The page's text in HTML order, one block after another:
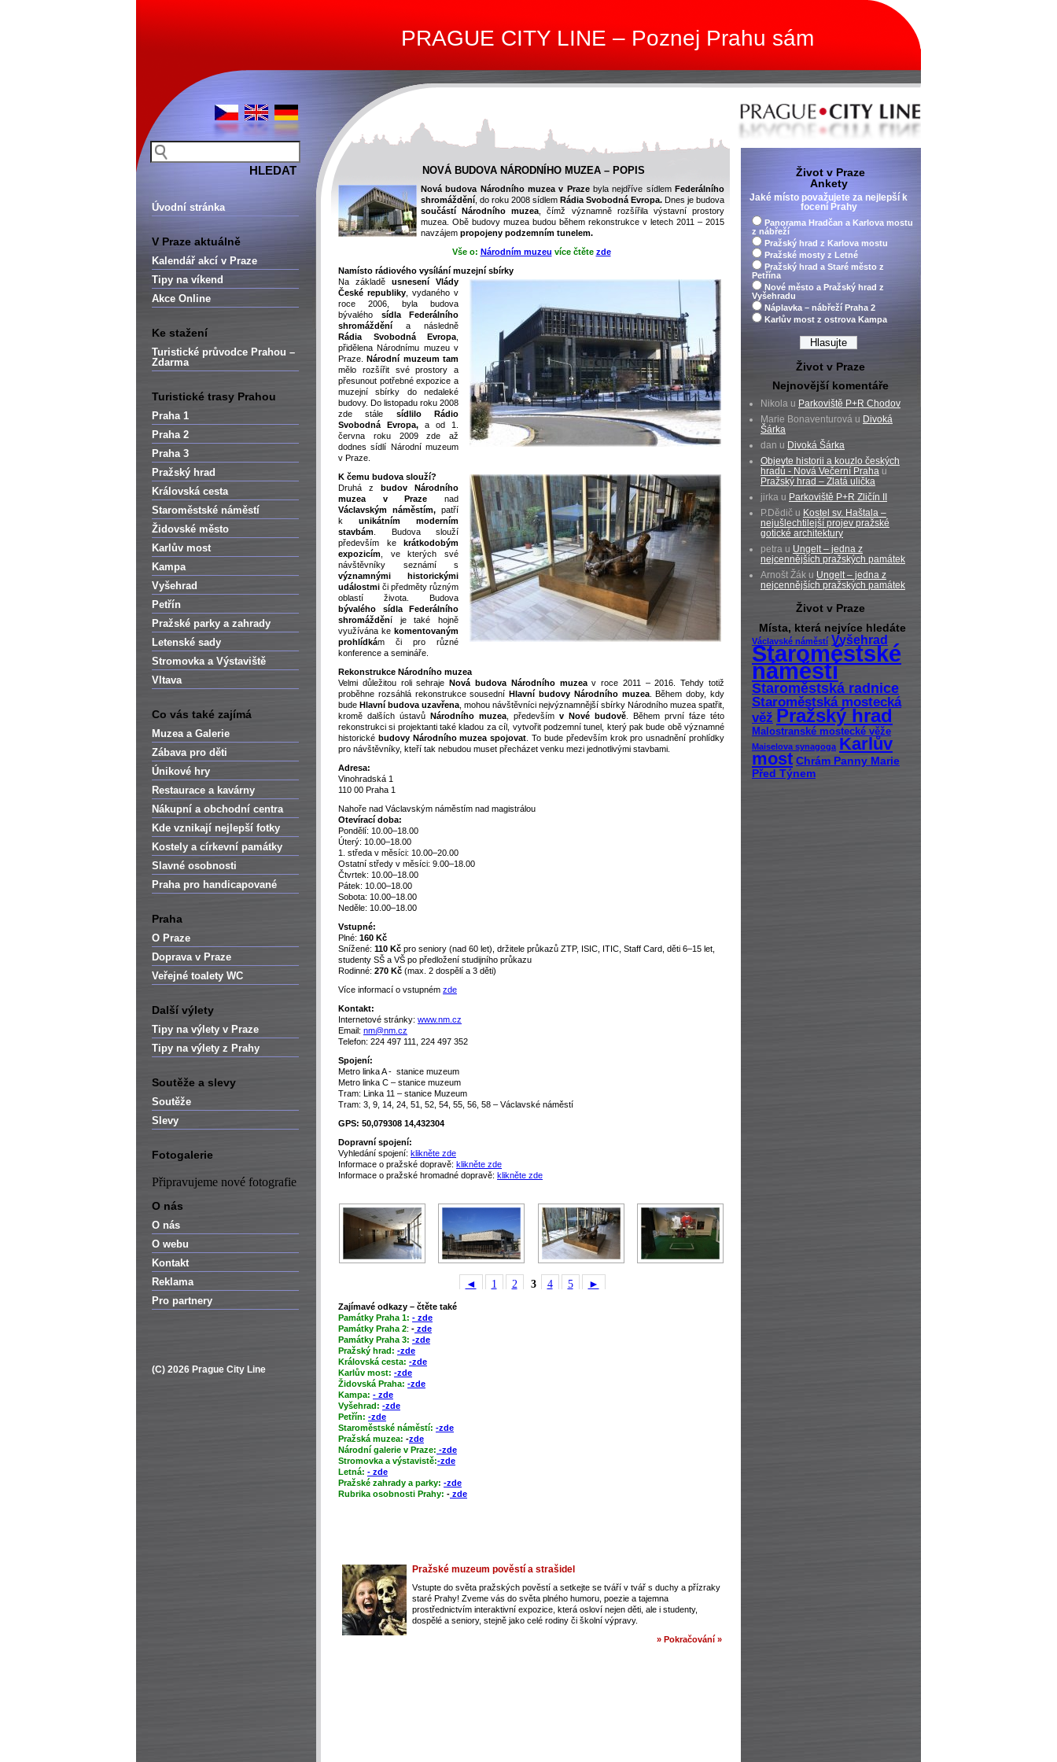
PRAGUE CITY LINE – Poznej Prahu sám
Úvodní stránka
V Praze aktuálně
Kalendář akcí v Praze
Tipy na víkend
Akce Online
Ke stažení
Turistické průvodce Prahou –
Zdarma
Turistické trasy Prahou
Praha 1
Praha 2
Praha 3
Pražský hrad
Královská cesta
Staroměstské náměstí
Židovské město
Karlův most
Kampa
Vyšehrad
Petřín
Pražské parky a zahrady
Letenské sady
Stromovka a Výstaviště
Vltava
Co vás také zajímá
Muzea a Galerie
Zábava pro děti
Únikové hry
Restaurace a kavárny
Nákupní a obchodní centra
Kde vznikají nejlepší fotky
Kostely a církevní památky
Slavné osobnosti
Praha pro handicapované
Praha
O Praze
Doprava v Praze
Veřejné toalety WC
Další výlety
Tipy na výlety v Praze
Tipy na výlety z Prahy
Soutěže a slevy
Soutěže
Slevy
Fotogalerie
Připravujeme nové fotografie
O nás
O nás
O webu
Kontakt
Reklama
Pro partnery
(C) 2026 Prague City Line
NOVÁ BUDOVA NÁRODNÍHO MUZEA – POPIS
Nová budova Národního muzea v Prazebyla nejdříve sídlemFederálního
shromáždění , do roku 2008 sídlem Rádia Svobodná Evropa. Dnes je budova
součástí Národního muzea , čímž významně rozšířila výstavní prostory
muzea. Obě budovy muzea budou během rekonstrukce v letech 2011 – 2015
navzájem propojeny podzemním tunelem.
Vše o: Národním muzeu více čtěte zde
Namísto rádiového vysílání muzejní sbírky
Na základě usnesení Vlády
České republiky , vydaného v
roce 2006, byla budova
bývalého sídla Federálního
shromáždění a následně
Rádia Svobodná Evropa
přidělena Národnímu muzeu v
Praze.Národní muzeum tam
mělo rozšířit své prostory a
přesunout potřebné expozice a
muzejní sbírky do nedaleké
budovy. Do listopadu roku 2008
zde stále sídlilo Rádio
Svobodná Evropa, a od 1.
června roku 2009 zde až
dodnes sídlí Národní muzeum
v Praze.
K čemu budova slouží?
Druhá z budov Národního
muzea v Praze nad
Václavským náměstím, patří
k unikátním moderním
stavbám . Budova slouží
především ke krátkodobým
expozicím , ve kterých své
návštěvníky seznámí s
významnými historickými
událostmi či předměty různým
oblastí života. Budova
bývalého sídla Federálního
shromáždění je také hojně
využívána ke komentovaným
prohlídkám či pro různé
konference a semináře.
Rekonstrukce Národního muzea
Velmi důležitou roli sehrajeNová budova Národního muzeav roce 2011 – 2016. Tehdy totiž
proběhne rozsáhlá rekonstrukce sousedníHlavní budovy Národního muzea. Během doby, kdy
bude Hlavní budova uzavřena , mohou návštěvníci nejvýznamnější sbírky Národního muzea spatřit,
kromě dalších ústavů Národního muzea , především v Nové budově . Během první fáze této
rekonstrukci si projektanti také kladou za cíl, vytvořit podzemní tunel, který pak bude obě významné
historické budovy Národního muzea spojovat . To bude především krok pro usnadnění prohlídky
pro návštěvníky, kteří tak nebudou muset přecházet venku mezi jednotlivými stavbami.
Adresa:
Vinohradská 1
110 00 Praha 1
Nahoře nad Václavským náměstím nad magistrálou
Otevírací doba:
Pondělí: 10.00–18.00
Úterý: 10.00–18.00
1. středa v měsíci: 10.00–20.00
Ostatní středy v měsíci: 9.00–18.00
Čtvrtek: 10.00–18.00
Pátek: 10.00–18.00
Sobota: 10.00–18.00
Neděle: 10.00–18.00
Vstupné:
Plné: 160 Kč
Snížené: 110 Kč pro seniory (nad 60 let), držitele průkazů ZTP, ISIC, ITIC, Staff Card, děti 6–15 let,
studenty SŠ a VŠ po předložení studijního průkazu
Rodinné: 270 Kč (max. 2 dospělí a 3 děti)
Více informací o vstupném zde
Kontakt:
Internetové stránky: www.nm.cz
Email: nm@nm.cz
Telefon: 224 497 111, 224 497 352
Spojení:
Metro linka A - stanice muzeum
Metro linka C – stanice muzeum
Tram: Linka 11 – stanice Muzeum
Tram: 3, 9, 14, 24, 51, 52, 54, 55, 56, 58 – Václavské náměstí
GPS: 50,079308 14,432304
Dopravní spojení:
Vyhledání spojení: klikněte zde
Informace o pražské dopravě: klikněte zde
Informace o pražské hromadné dopravě: klikněte zde
◄ 1 2 3 4 5 ►
Zajímavé odkazy – čtěte také
Památky Praha 1: - zde
Památky Praha 2: - zde
Památky Praha 3: -zde
Pražský hrad: -zde
Královská cesta: -zde
Karlův most: -zde
Židovská Praha: -zde
Kampa: - zde
Vyšehrad: -zde
Petřín: -zde
Staroměstské náměstí: -zde
Pražská muzea: -zde
Národní galerie v Praze: -zde
Stromovka a výstavistě:-zde
Letná: - zde
Pražské zahrady a parky: -zde
Rubrika osobnosti Prahy: - zde
Pražské muzeum pověstí a strašidel
Vstupte do světa pražských pověstí a setkejte se tváří v tvář s duchy a přízraky
staré Prahy! Zveme vás do světa plného humoru, poezie a tajemna
prostřednictvím interaktivní expozice, která osloví nejen děti, ale i studenty,
dospělé a seniory, stejně jako celé rodiny či školní výpravy.
» Pokračování »
Život v Praze
Ankety
Jaké místo považujete za nejlepší k
focení Prahy
Panorama Hradčan a Karlova mostu
z nábřeží
Pražský hrad z Karlova mostu
Pražské mosty z Letné
Pražský hrad a Staré město z
Petřína
Nové město a Pražský hrad z
Vyšehradu
Náplavka – nábřeží Praha 2
Karlův most z ostrova Kampa
Život v Praze
Nejnovější komentáře
Nikola u Parkoviště P+R Chodov
Marie Bonaventurová u Divoká
Šárka
dan u Divoká Šárka
Objevte historii a kouzlo českých
hradů - Nová Večerní Praha u
Pražský hrad – Zlatá ulička
jirka u Parkoviště P+R Zličín II
P.Dědič u Kostel sv. Haštala –
nejušlechtilejší projev pražské
gotické architektury
petra u Ungelt – jedna z
nejcennějších pražských památek
Arnošt Žák u Ungelt – jedna z
nejcennějších pražských památek
Život v Praze
Místa, která nejvíce hledáte
Václavské náměstí Vyšehrad
Staroměstské
náměstí
Staroměstská radnice
Staroměstská mostecká
věž Pražský hrad
Malostranské mostecké věže
Maiselova synagoga Karlův
most Chrám Panny Marie
Před Týnem